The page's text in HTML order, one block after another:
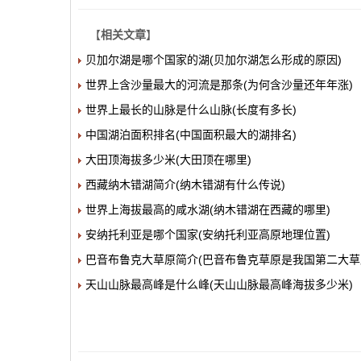
【相关文章】
贝加尔湖是哪个国家的湖(贝加尔湖怎么形成的原因)
世界上含沙量最大的河流是那条(为何含沙量还年年涨)
世界上最长的山脉是什么山脉(长度有多长)
中国湖泊面积排名(中国面积最大的湖排名)
大田顶海拔多少米(大田顶在哪里)
西藏纳木错湖简介(纳木错湖有什么传说)
世界上海拔最高的咸水湖(纳木错湖在西藏的哪里)
安纳托利亚是哪个国家(安纳托利亚高原地理位置)
巴音布鲁克大草原简介(巴音布鲁克草原是我国第二大
天山山脉最高峰是什么峰(天山山脉最高峰海拔多少米)